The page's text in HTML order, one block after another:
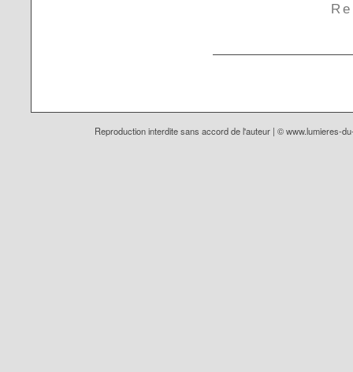
Reproduction interdite sans accord de l'auteur | ©www.lumieres-